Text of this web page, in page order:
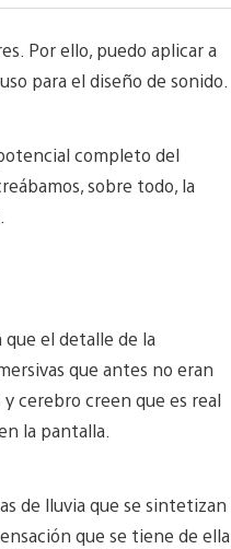
Por ello, puedo aplicar a
para el diseño de sonido.
completo del
sobre todo, la
que el detalle de la
que antes no eran
cerebro creen que es real
la pantalla.
de lluvia que se sintetizan
que se tiene de ella